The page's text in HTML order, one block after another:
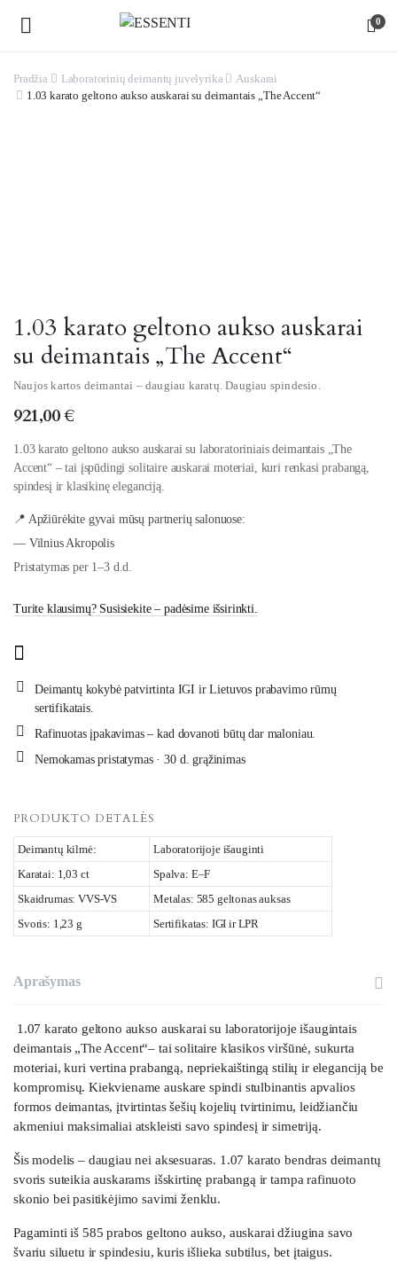
0
Pradžia Laboratorinių deimantų juvelyrika
Auskarai
1.03 karato geltono aukso auskarai su deimantais „The Accent“
1.03 karato geltono aukso auskarai
su deimantais „The Accent“
Naujos kartos deimantai – daugiau karatų. Daugiau spindesio.
921,00€
1.03 karato geltono aukso auskarai su laboratoriniais deimantais „The
Accent“ – tai įspūdingi solitaire auskarai moteriai, kuri renkasi prabangą,
spindesį ir klasikinę eleganciją.
📍 Apžiūrėkite gyvai mūsų partnerių salonuose:
— Vilnius Akropolis
Pristatymas per 1–3 d.d.
Turite klausimų? Susisiekite – padėsime išsirinkti.
Deimantų kokybė patvirtinta IGI ir Lietuvos prabavimo rūmų
sertifikatais.
Rafinuotas įpakavimas – kad dovanoti būtų dar maloniau.
Nemokamas pristatymas · 30 d. grąžinimas
PRODUKTO DETALĖS
Deimantų kilmė:
Laboratorijoje išauginti
Karatai: 1,03 ct
Spalva: E–F
Skaidrumas: VVS-VS
Metalas: 585 geltonas auksas
Svoris: 1,23 g
Sertifikatas: IGI ir LPR
Aprašymas
1.07 karato geltono aukso auskarai su laboratorijoje išaugintais
deimantais „The Accent“– tai solitaire klasikos viršūnė, sukurta
moteriai, kuri vertina prabangą, nepriekaištingą stilių ir eleganciją be
kompromisų. Kiekviename auskare spindi stulbinantis apvalios
formos deimantas, įtvirtintas šešių kojelių tvirtinimu, leidžiančiu
akmeniui maksimaliai atskleisti savo spindesį ir simetriją.
Šis modelis – daugiau nei aksesuaras. 1.07 karato bendras deimantų
svoris suteikia auskarams išskirtinę prabangą ir tampa rafinuoto
skonio bei pasitikėjimo savimi ženklu.
Pagaminti iš 585 prabos geltono aukso, auskarai džiugina savo
švariu siluetu ir spindesiu, kuris išlieka subtilus, bet įtaigus.